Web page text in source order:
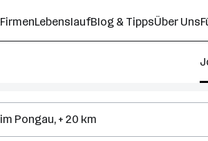
FirmenLebenslaufBlog & TippsÜber Uns